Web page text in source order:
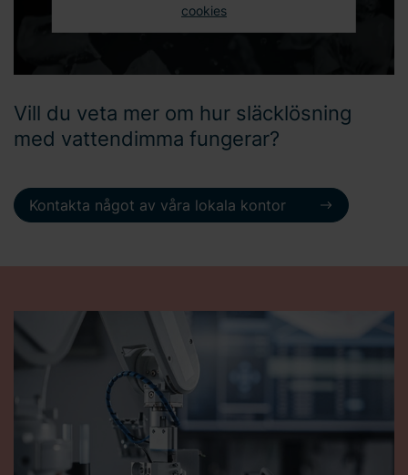
cookies
Vill du veta mer om hur släcklösning
med vattendimma fungerar?
Kontakta något av våra lokala kontor